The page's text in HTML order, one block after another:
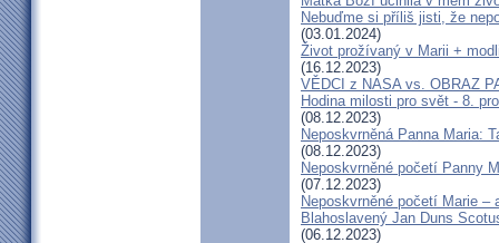
Nebuďme si příliš jisti, že
(03.01.2024)
Život prožívaný v Marii +
(16.12.2023)
VĚDCI z NASA vs. OBRAZ
Hodina milosti pro svět - 8.
(08.12.2023)
Neposkvrněná Panna Maria:
(08.12.2023)
Neposkvrněné početí Panny
(07.12.2023)
Neposkvrněné početí Marie
Blahoslavený Jan Duns
(06.12.2023)